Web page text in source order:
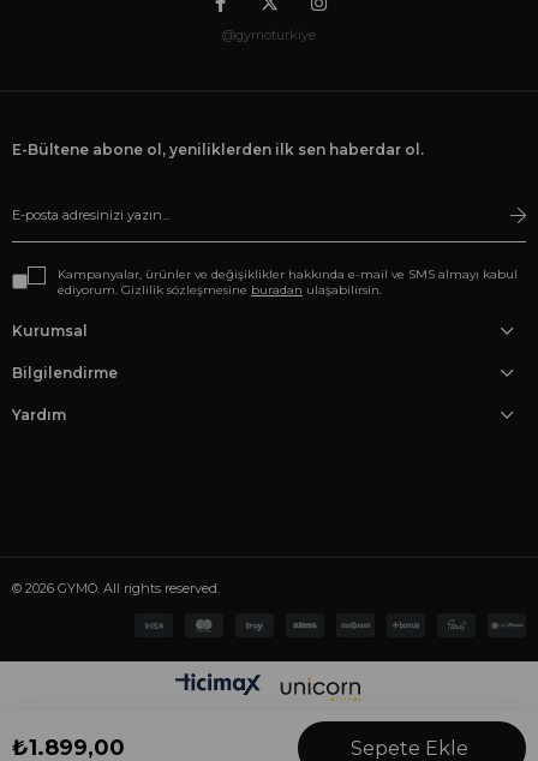
@gymoturkiye
E-Bültene abone ol, yeniliklerden ilk sen haberdar ol.
Kampanyalar, ürünler ve değişiklikler hakkında e-mail ve SMS almayı kabul
ediyorum. Gizlilik sözleşmesine buradan ulaşabilirsin.
Kurumsal
Bilgilendirme
Yardım
© 2026 GYMO. All rights reserved.
₺1.899,00